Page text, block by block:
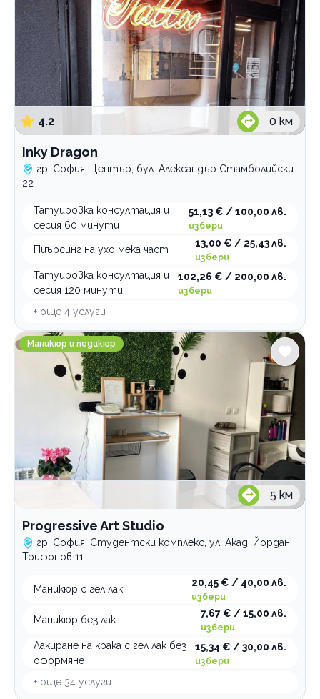
4.2 0 км
Inky Dragon
гр. София, Център, бул. Александър Стамболийски
22
Татуировка консултация и
сесия 60 минути
51,13 € / 100,00 лв.
избери
Пиърсинг на ухо мека част
13,00 € / 25,43 лв.
избери
Татуировка консултация и
сесия 120 минути
102,26 € / 200,00 лв.
избери
+ още 4 услуги
Progressive Art Studio
Маникюр и педикюр
5 км
Progressive Art Studio
гр. София, Студентски комплекс, ул. Акад. Йордан
Трифонов 11
Маникюр с гел лак
20,45 € / 40,00 лв.
избери
Маникюр без лак
7,67 € / 15,00 лв.
избери
Лакиране на крака с гел лак без
оформяне
15,34 € / 30,00 лв.
избери
+ още 34 услуги